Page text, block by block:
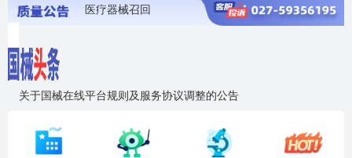
医疗器械召回
关于国械在线平台规则及服务协议调整的公告
国药创研AED开启全国招商